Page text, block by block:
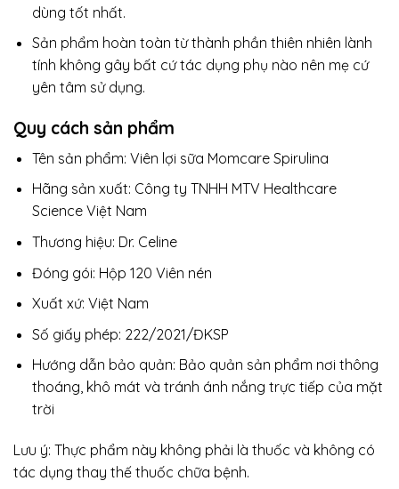
dùng tốt nhất.
Sản phẩm hoàn toàn từ thành phần thiên nhiên lành
tính không gây bất cứ tác dụng phụ nào nên mẹ cứ
yên tâm sử dụng.
Quy cách sản phẩm
Tên sản phẩm: Viên lợi sữa Momcare Spirulina
Hãng sản xuất: Công ty TNHH MTV Healthcare
Science Việt Nam
Thương hiệu: Dr. Celine
Đóng gói: Hộp 120 Viên nén
Xuất xứ: Việt Nam
Số giấy phép: 222/2021/ĐKSP
Hướng dẫn bảo quản: Bảo quản sản phẩm nơi thông
thoáng, khô mát và tránh ánh nắng trực tiếp của mặt
trời
Lưu ý: Thực phẩm này không phải là thuốc và không có
tác dụng thay thế thuốc chữa bệnh.